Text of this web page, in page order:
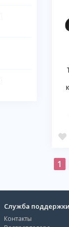
1
Служба поддержки
Контакты